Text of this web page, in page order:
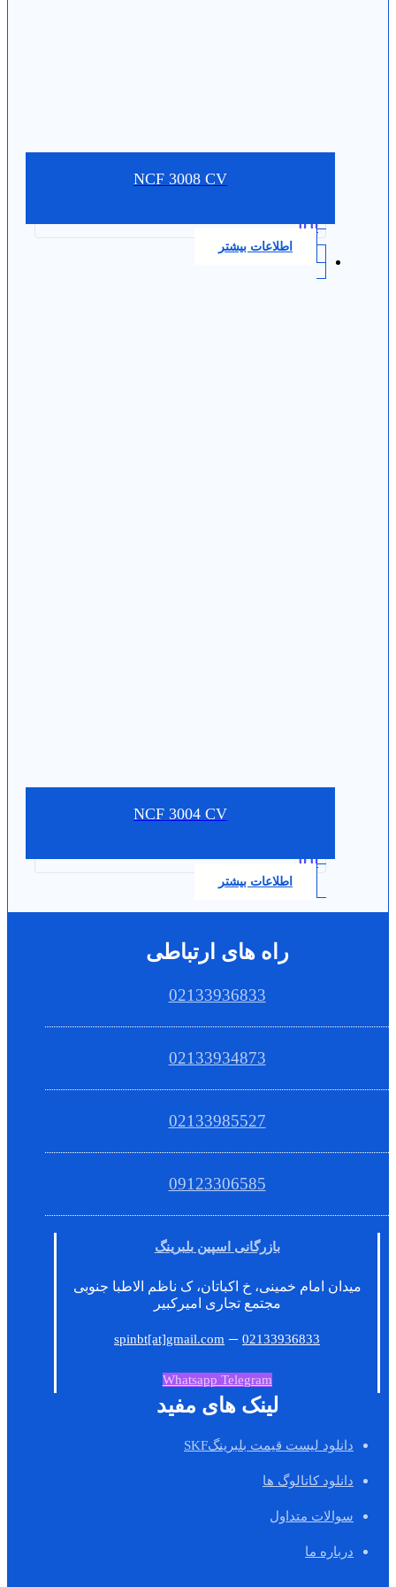
NCF 3008 CV
0.0
اطلاعات بیشتر
NCF 3004 CV
0.0
اطلاعات بیشتر
راه های ارتباطی
02133936833
02133934873
02133985527
09123306585
بازرگانی اسپین بلبرینگ
میدان امام خمینی، خ اکباتان، ک ناظم الاطبا جنوبی
مجتمع تجاری امیرکبیر
spinbt[at]gmail.com –02133936833
Whatsapp Telegram
لینک های مفید
دانلود لیست قیمت بلبرینگSKF
دانلود کاتالوگ ها
سوالات متداول
درباره ما